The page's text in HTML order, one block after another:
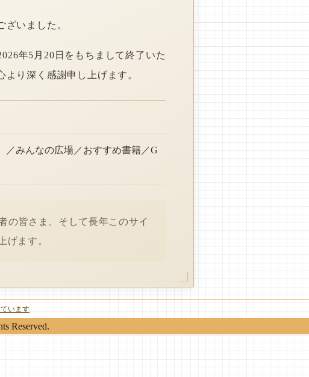
いました。
年5月20日をもちまして終了いた
り深く感謝申し上げます。
／みんなの広場／おすすめ書籍／G
の皆さま、そして長年このサイ
げます。
います
Reserved.